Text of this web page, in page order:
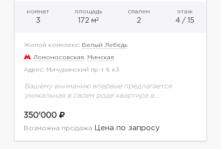
комнат
3
площадь
172 м2
спален
2
этаж
4 / 15
Жилой комплекс: Белый Лебедь
Ломоносовская, Минская
Адрес: Мичуринский пр-т 6 к3
Вашему вниманию впервые предлагается
уникальная в своем роде квартира в
качественный ремонт с применением
натуральных дорогостоящих материалов.
полноценная...
350'000
Возможна продажа Цена по запросу